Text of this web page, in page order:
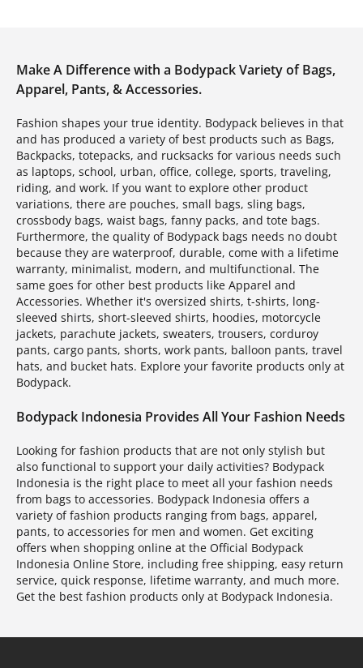
Make A Difference with a Bodypack Variety of Bags,
Apparel, Pants, & Accessories.
Fashion shapes your true identity. Bodypack believes in that
and has produced a variety of best products such as Bags,
Backpacks, totepacks, and rucksacks for various needs such
as laptops, school, urban, office, college, sports, traveling,
riding, and work. If you want to explore other product
variations, there are pouches, small bags, sling bags,
crossbody bags, waist bags, fanny packs, and tote bags.
Furthermore, the quality of Bodypack bags needs no doubt
because they are waterproof, durable, come with a lifetime
warranty, minimalist, modern, and multifunctional. The
same goes for other best products like Apparel and
Accessories. Whether it's oversized shirts, t-shirts, long-
sleeved shirts, short-sleeved shirts, hoodies, motorcycle
jackets, parachute jackets, sweaters, trousers, corduroy
pants, cargo pants, shorts, work pants, balloon pants, travel
hats, and bucket hats. Explore your favorite products only at
Bodypack.
Bodypack Indonesia Provides All Your Fashion Needs
Looking for fashion products that are not only stylish but
also functional to support your daily activities? Bodypack
Indonesia is the right place to meet all your fashion needs
from bags to accessories. Bodypack Indonesia offers a
variety of fashion products ranging from bags, apparel,
pants, to accessories for men and women. Get exciting
offers when shopping online at the Official Bodypack
Indonesia Online Store, including free shipping, easy return
service, quick response, lifetime warranty, and much more.
Get the best fashion products only at Bodypack Indonesia.